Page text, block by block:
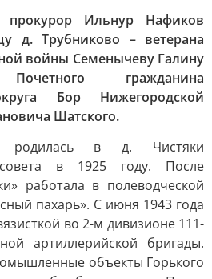
прокурор Ильнур Нафиков
д. Трубниково – ветерана
войны Семенычеву Галину
гражданина
Бор Нижегородской
Шатского.
родилась в д. Чистяки
в 1925 году. После
работала в полеводческой
пахарь». С июня 1943 года
во 2-м дивизионе 111-
артиллерийской бригады.
объекты Горького